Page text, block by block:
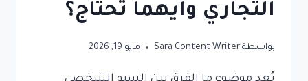
التجاري وأيهما تحتاج؟
بواسطة Sara Content Writer مايو 19, 2026